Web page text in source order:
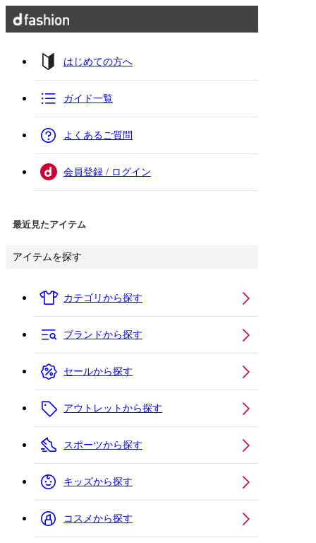
はじめての方へ
ガイド一覧
よくあるご質問
会員登録 / ログイン
最近見たアイテム
アイテムを探す
カテゴリから探す
ブランドから探す
セールから探す
アウトレットから探す
スポーツから探す
キッズから探す
コスメから探す